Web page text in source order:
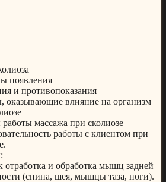
появления
и противопоказания
влияние на организм
массажа при сколиозе
работы с клиентом при
отработка и обработка мышц задней
(спина, шея, мышцы таза, ноги).